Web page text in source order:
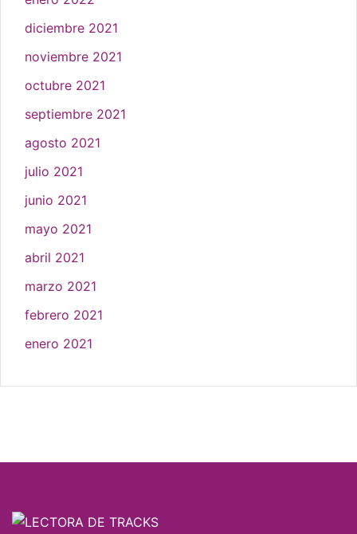
diciembre 2021
noviembre 2021
octubre 2021
septiembre 2021
agosto 2021
julio 2021
junio 2021
mayo 2021
abril 2021
marzo 2021
febrero 2021
enero 2021